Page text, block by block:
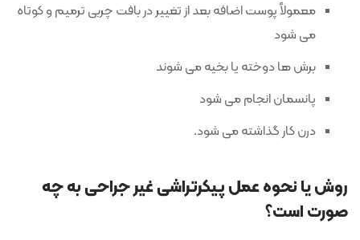
معمولاً پوست اضافه بعد از تغییر در بافت چربی ترمیم و کوتاه
می شود
برش ها دوخته یا بخیه می شوند
پانسمان انجام می شود
درن کار گذاشته می شود.
روش یا نحوه عمل پیکرتراشی غیر جراحی به چه
صورت است؟